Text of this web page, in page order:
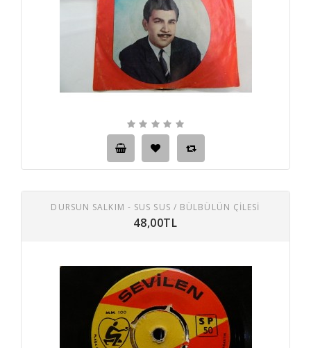
DURSUN SALKIM - SUS SUS / BÜLBÜLÜN ÇILESI
48,00TL